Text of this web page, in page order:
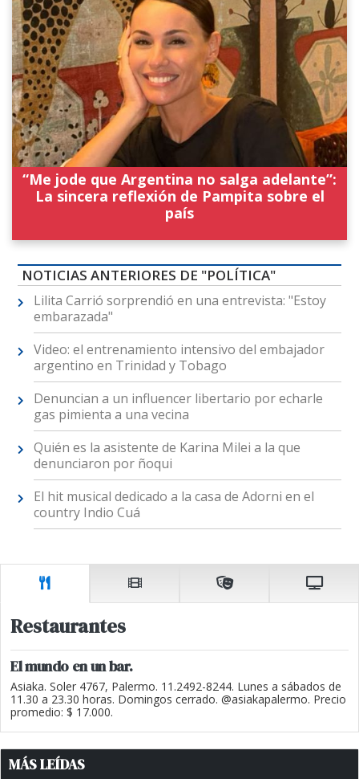
“Me jode que Argentina no salga adelante”:
La sincera reflexión de Pampita sobre el
país
NOTICIAS ANTERIORES DE "POLÍTICA"
Lilita Carrió sorprendió en una entrevista: "Estoy
embarazada"
Video: el entrenamiento intensivo del embajador
argentino en Trinidad y Tobago
Denuncian a un influencer libertario por echarle
gas pimienta a una vecina
Quién es la asistente de Karina Milei a la que
denunciaron por ñoqui
El hit musical dedicado a la casa de Adorni en el
country Indio Cuá
Restaurantes
El mundo en un bar.
Asiaka. Soler 4767, Palermo. 11.2492-8244. Lunes a sábados de
11.30 a 23.30 horas. Domingos cerrado. @asiakapalermo. Precio
promedio: $ 17.000.
MÁS LEÍDAS